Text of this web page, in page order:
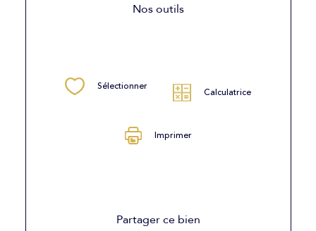
Nos outils
Sélectionner Calculatrice
Imprimer
Partager ce bien